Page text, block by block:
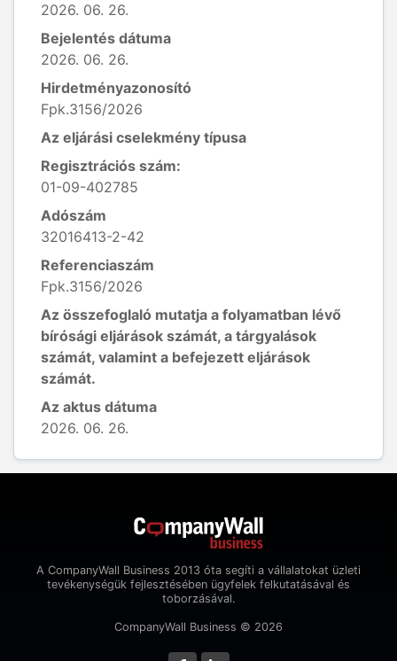
2026. 06. 26.
Bejelentés dátuma
2026. 06. 26.
Hirdetményazonosító
Fpk.3156/2026
Az eljárási cselekmény típusa
Regisztrációs szám:
01-09-402785
Adószám
32016413-2-42
Referenciaszám
Fpk.3156/2026
Az összefoglaló mutatja a folyamatban lévő
bírósági eljárások számát, a tárgyalások
számát, valamint a befejezett eljárások
számát.
Az aktus dátuma
2026. 06. 26.
A CompanyWall Business 2013 óta segíti a vállalatokat üzleti
tevékenységük fejlesztésében ügyfelek felkutatásával és
toborzásával.
CompanyWall Business © 2026